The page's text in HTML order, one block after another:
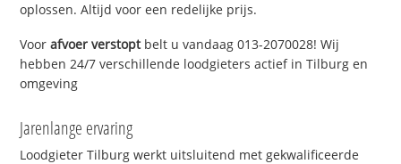
oplossen. Altijd voor een redelijke prijs.
Voorafvoer verstoptbelt u vandaag 013-2070028! Wij
hebben 24/7 verschillende loodgieters actief in Tilburg en
omgeving
Jarenlange ervaring
Loodgieter Tilburg werkt uitsluitend met gekwalificeerde